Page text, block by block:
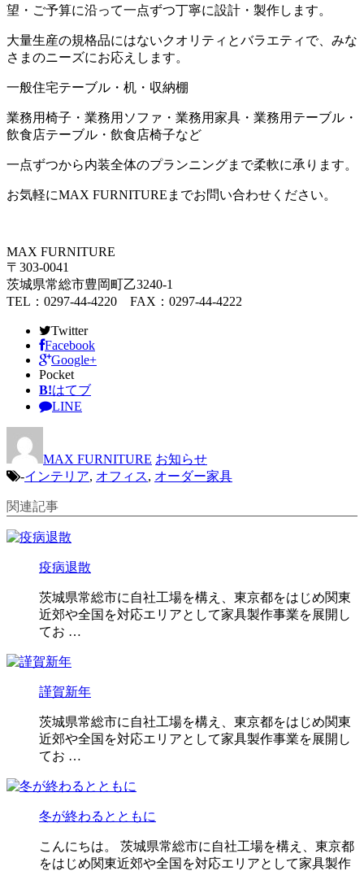
望・ご予算に沿って一点ずつ丁寧に設計・製作します。
大量生産の規格品にはないクオリティとバラエティで、みな
さまのニーズにお応えします。
一般住宅テーブル・机・収納棚
業務用椅子・業務用ソファ・業務用家具・業務用テーブル・
飲食店テーブル・飲食店椅子など
一点ずつから内装全体のプランニングまで柔軟に承ります。
お気軽にMAX FURNITUREまでお問い合わせください。
MAX FURNITURE
〒303-0041
茨城県常総市豊岡町乙3240-1
TEL：0297-44-4220 FAX：0297-44-4222
Twitter
Facebook
Google+
Pocket
B!はてブ
LINE
MAX FURNITURE お知らせ
-インテリア, オフィス, オーダー家具
関連記事
疫病退散
茨城県常総市に自社工場を構え、東京都をはじめ関東
近郊や全国を対応エリアとして家具製作事業を展開し
てお …
謹賀新年
茨城県常総市に自社工場を構え、東京都をはじめ関東
近郊や全国を対応エリアとして家具製作事業を展開し
てお …
冬が終わるとともに
こんにちは。 茨城県常総市に自社工場を構え、東京都
をはじめ関東近郊や全国を対応エリアとして家具製作